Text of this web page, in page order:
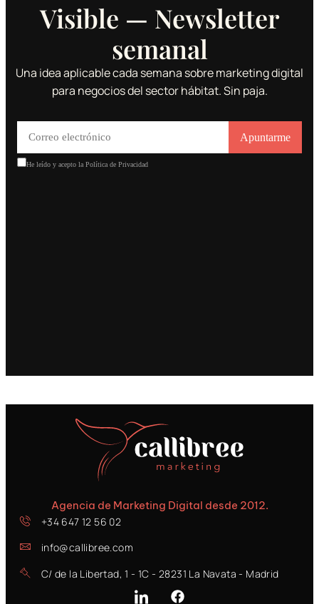
Visible — Newsletter
semanal
Una idea aplicable cada semana sobre marketing digital
para negocios del sector hábitat. Sin paja.
Agencia de Marketing Digital desde 2012.
+34 647 12 56 02
info@callibree.com
C/ de la Libertad, 1 - 1C - 28231 La Navata - Madrid